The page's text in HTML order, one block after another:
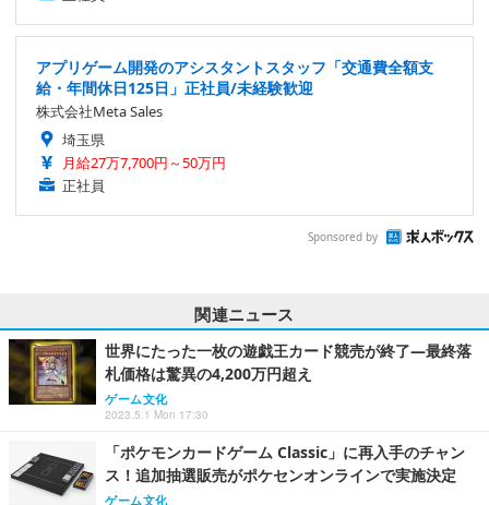
アプリゲーム開発のアシスタントスタッフ「交通費全額支
給・年間休日125日」正社員/未経験歓迎
株式会社Meta Sales
埼玉県
月給27万7,700円～50万円
正社員
Sponsored by
関連ニュース
世界にたった一枚の遊戯王カード競売が終了―最終落
札価格は驚異の4,200万円超え
ゲーム文化
2023.5.1 Mon 17:30
「ポケモンカードゲーム Classic」に再入手のチャン
ス！追加抽選販売がポケセンオンラインで実施決定
ゲーム文化